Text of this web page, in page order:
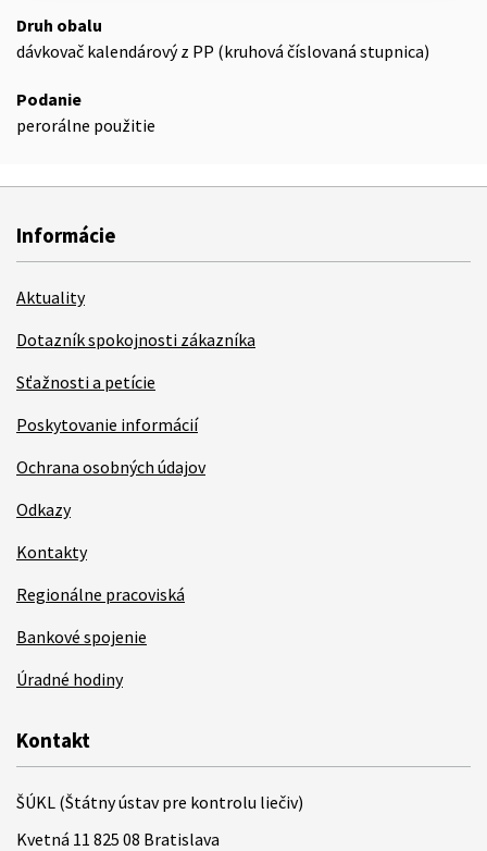
Druh obalu
dávkovač kalendárový z PP (kruhová číslovaná stupnica)
Podanie
perorálne použitie
Informácie
Aktuality
Dotazník spokojnosti zákazníka
Sťažnosti a petície
Poskytovanie informácií
Ochrana osobných údajov
Odkazy
Kontakty
Regionálne pracoviská
Bankové spojenie
Úradné hodiny
Kontakt
ŠÚKL (Štátny ústav pre kontrolu liečiv)
Kvetná 11 825 08 Bratislava